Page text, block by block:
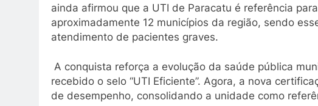
ainda afirmou que a UTI de Paracatu é referência
aproximadamente 12 municípios da região, sendo
atendimento de pacientes graves.
A conquista reforça a evolução da saúde pública
recebido o selo “UTI Eficiente”. Agora, a nova
de desempenho, consolidando a unidade como